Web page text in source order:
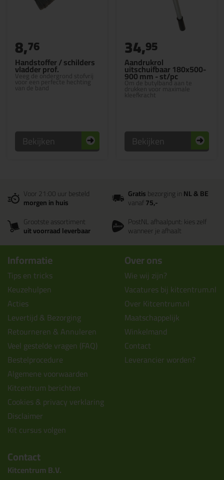
Handstoffer / schilders
vladder prof.
Veeg de ondergrond stofvrij
voor een perfecte hechting
van de band
8,76
Bekijken
Aandrukrol
uitschuifbaar 180x500-
900 mm - st/pc
Om de butylband aan te
drukken voor maximale
kleefkracht
34,95
Bekijken
Voor 21:00 uur besteld
morgen in huis
Gratisbezorging inNL & BE
vanaf75,-
Grootste assortiment
uit voorraad leverbaar
PostNL afhaalpunt: kies zelf
wanneer je afhaalt
Informatie
Tips en tricks
Keuzehulpen
Acties
Levertijd & Bezorging
Retourneren & Annuleren
Veel gestelde vragen (FAQ)
Bestelprocedure
Algemene voorwaarden
Kitcentrum berichten
Cookies & privacy verklaring
Disclaimer
Kit cursus volgen
Over ons
Wie wij zijn?
Vacatures bij kitcentrum.nl
Over Kitcentrum.nl
Maatschappelijk
Winkelmand
Contact
Leverancier worden?
Contact
Kitcentrum B.V.